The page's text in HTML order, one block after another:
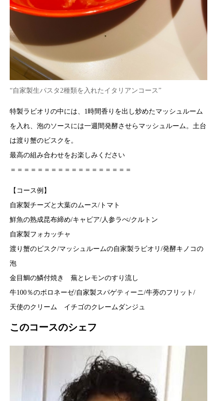
“自家製生パスタ2種類を入れたイタリアンコース”
特製ラビオリの中には、1時間香りを出し炒めたマッシュルーム
を入れ、泡のソースには一週間発酵させらマッシュルーム。土台
は渡り蟹のビスクを。
最高の組み合わせをお楽しみください
＝＝＝＝＝＝＝＝＝＝＝＝＝＝＝＝＝＝
【コース例】
自家製チーズと大葉のムース/トマト
鮮魚の熟成昆布締め/キャビア/人参ラぺ/クルトン
自家製フォカッチャ
渡り蟹のビスク/マッシュルームの自家製ラビオリ/発酵キノコの
泡
金目鯛の鱗付焼き 蕪とレモンのすり流し
牛100％のボロネーゼ/自家製スパゲティーニ/牛蒡のフリット/
天使のクリーム イチゴのクレームダンジュ
このコースのシェフ